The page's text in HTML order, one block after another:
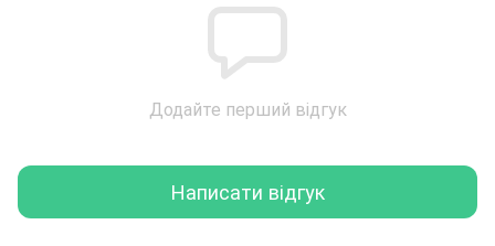
Додайте перший відгук
Написати відгук